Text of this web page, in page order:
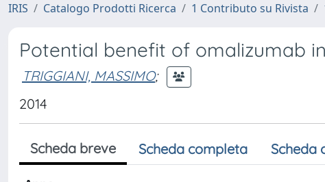
IRIS Catalogo Prodotti Ricerca 1 Contributo su Rivista
Potential benefit of omalizumab
TRIGGIANI, MASSIMO;
2014
Scheda breve Scheda completa Scheda